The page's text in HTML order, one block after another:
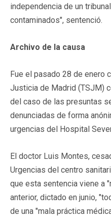
independencia de un
contaminados", sentenció.
Archivo de la causa
Fue el pasado 28 de enero
Justicia de Madrid (TSJM)
del caso de las presuntas
denunciadas de forma
urgencias del Hospital
El doctor Luis Montes,
Urgencias del centro
que esta sentencia viene a
anterior, dictado en junio,
de una "mala práctica